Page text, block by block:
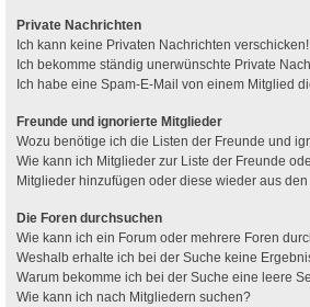
Private Nachrichten
Ich kann keine Privaten Nachrichten verschicken!
Ich bekomme ständig unerwünschte Private
Ich habe eine Spam-E-Mail von einem Mitglied
Freunde und ignorierte Mitglieder
Wozu benötige ich die Listen der Freunde und
Wie kann ich Mitglieder zur Liste der Freunde
Mitglieder hinzufügen oder diese wieder aus
Die Foren durchsuchen
Wie kann ich ein Forum oder mehrere Foren
Weshalb erhalte ich bei der Suche keine
Warum bekomme ich bei der Suche eine leere
Wie kann ich nach Mitgliedern suchen?